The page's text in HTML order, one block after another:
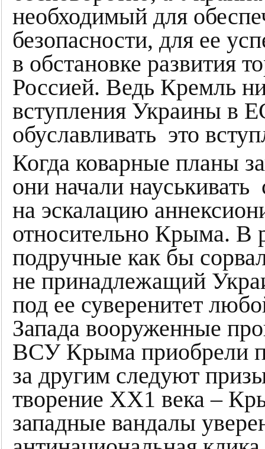
необходимый для
безопасности, для ее
в обстановке развития
Россией. Ведь Кремль
вступления Украины в
обуславливать это
Когда коварные планы
они начали
на эскалацию
относительно Крыма. В
подручные как бы
не принадлежащий
под ее суверенитет
Запада вооруженные
ВСУ Крыма приобрели
за другим следуют
творение ХХ1 века –
западные вандалы